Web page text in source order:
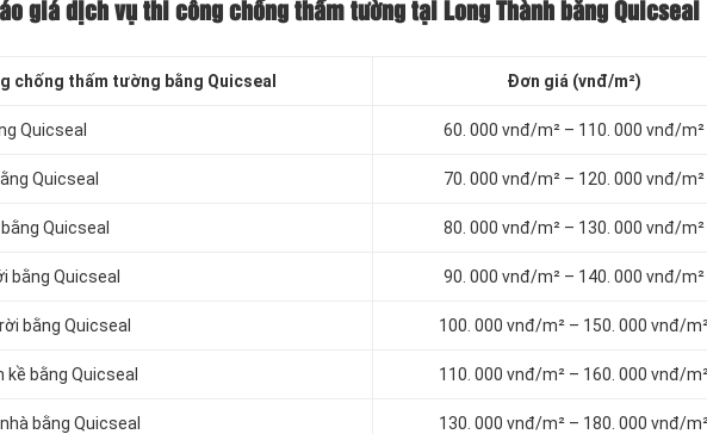
giá dịch vụ thi công chống thấm tường tại Long Thành bằng Quicseal
chống thấm tường bằng Quicseal Đơn giá (vnđ/m²)
Quicseal 60. 000 vnđ/m² – 110. 000 vnđ/m²
Quicseal 70. 000 vnđ/m² – 120. 000 vnđ/m²
Quicseal 80. 000 vnđ/m² – 130. 000 vnđ/m²
bằng Quicseal 90. 000 vnđ/m² – 140. 000 vnđ/m²
bằng Quicseal 100. 000 vnđ/m² – 150. 000 vnđ/
bằng Quicseal 110. 000 vnđ/m² – 160. 000 vnđ/
bằng Quicseal 130. 000 vnđ/m² – 180. 000 vnđ/